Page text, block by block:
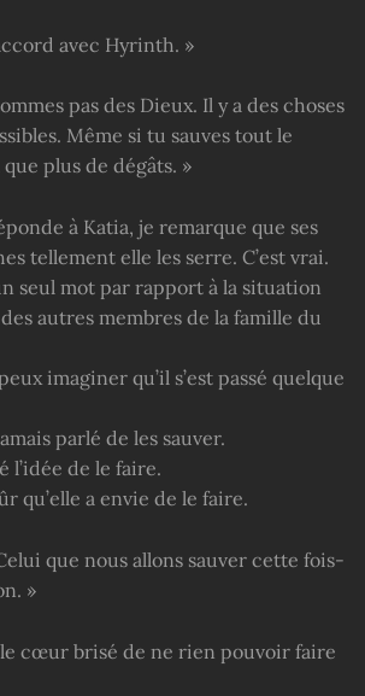
avec Hyrinth. »
pas des Dieux. Il y a des choses
Même si tu sauves tout le
plus de dégâts. »
à Katia, je remarque que ses
tellement elle les serre. C’est vrai.
seul mot par rapport à la situation
autres membres de la famille du
imaginer qu’il s’est passé quelque
parlé de les sauver.
l’idée de le faire.
qu’elle a envie de le faire.
que nous allons sauver cette fois-
»
le cœur brisé de ne rien pouvoir faire